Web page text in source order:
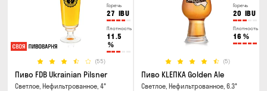
Горечь
27 IBU
Плотность
11.5
%
(55)
Пиво FDB Ukrainian Pilsner
Светлое, Нефильтрованное, 4°
Горечь
20 IBU
Плотность
16 %
(5)
Пиво KLEПКА Golden Ale
Светлое, Нефильтрованное, 6.3°